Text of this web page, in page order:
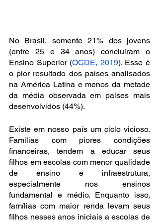
No Brasil, somente 21% dos jovens
(entre 25 e 34 anos) concluíram o
Ensino Superior (OCDE, 2019). Esse é
o pior resultado dos países analisados
na América Latina e menos da metade
da média observada em países mais
desenvolvidos (44%).
Existe em nosso país um ciclo vicioso.
Famílias com piores condições
financeiras, tendem a educar seus
filhos em escolas com menor qualidade
de ensino e infraestrutura,
especialmente nos ensinos
fundamental e médio. Enquanto isso,
famílias com maior renda levam seus
filhos nesses anos iniciais a escolas de